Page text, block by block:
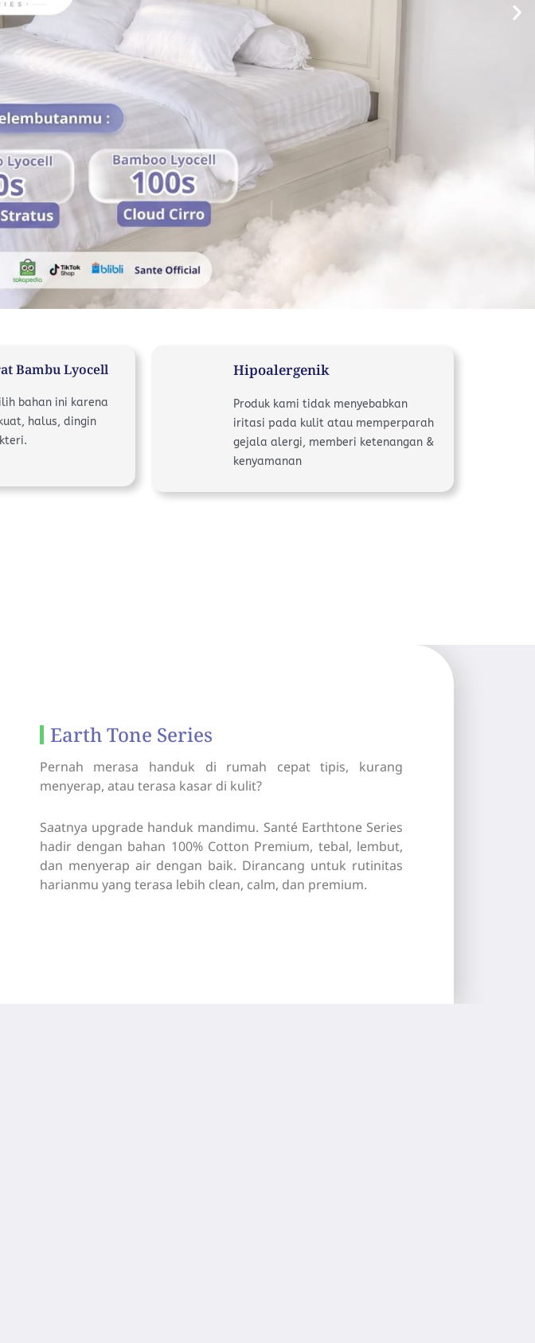
Bambu Lyocell
bahan ini karena
halus, dingin
Hipoalergenik
Produk kami tidak menyebabkan
iritasi pada kulit atau memperparah
gejala alergi, memberi ketenangan &
kenyamanan
Earth Tone Series
Pernah merasa handuk di rumah cepat tipis, kurang
menyerap, atau terasa kasar di kulit?
Saatnya upgrade handuk mandimu. Santé Earthtone Series
hadir dengan bahan 100% Cotton Premium, tebal, lembut,
dan menyerap air dengan baik. Dirancang untuk rutinitas
harianmu yang terasa lebih clean, calm, dan premium.